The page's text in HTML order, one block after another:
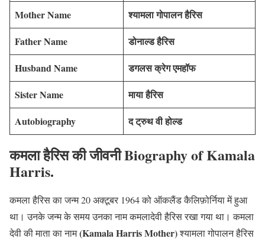
MotherName
श्यामला गोपालन हैरिस
FatherName
डोनाल्ड हैरिस
HusbandName
डगलस क्रेग एमहॉफ
Sister Name
माया हैरिस
Autobiography
द ट्रुथ वी होल्ड
कमला हैरिस की जीवनी Biography ofKamala
Harris.
कमला हैरिस का जन्म 20 अक्टूबर 1964 को ऑकलैंड कैलिफ़ोर्निया में हुआ
था। उनके जन्म के समय उनका नाम कमलादेवी हैरिस रखा गया था। कमला
देवी की माता का नाम(Kamala Harris Mother)श्यामला गोपालन हैरिस